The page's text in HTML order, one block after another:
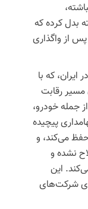
بدل کرده که
از واگذاری
که با
رقابت
جمله خودرو،
پیچیده
می‌کند، و
نشده و
این
شرکت‌های